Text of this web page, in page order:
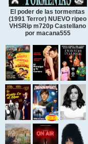
El poder de las tormentas
(1991 Terror) NUEVO ripeo
VHSRip m720p Castellano
por macana555